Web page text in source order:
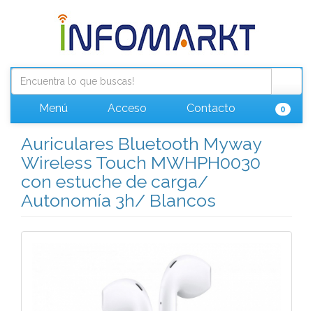
Menú Acceso Contacto 0
Auriculares Bluetooth Myway
Wireless Touch MWHPH0030
con estuche de carga/
Autonomía 3h/ Blancos